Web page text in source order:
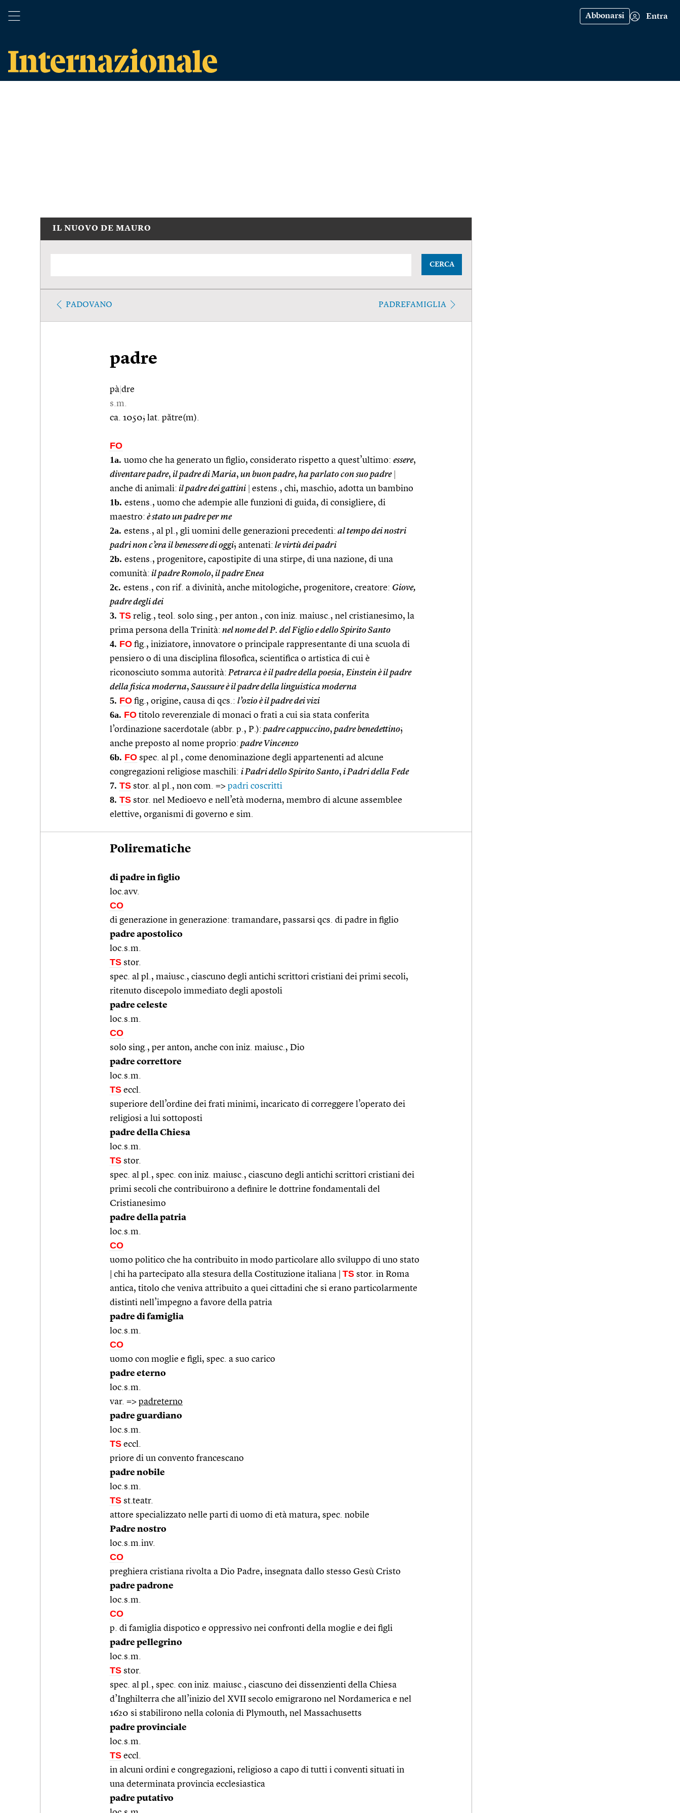
Abbonarsi Entra
IL NUOVO DE MAURO
CERCA
PADOVANO PADREFAMIGLIA
padre
pà dre
s.m.
ca. 1050; lat. pătre(m).
FO
1a. uomo che ha generato un figlio, considerato rispetto a quest’ultimo: essere,
diventare padre, il padre di Maria, un buon padre, ha parlato con suo padre
anche di animali: il padre dei gattini estens., chi, maschio, adotta un bambino
1b. estens., uomo che adempie alle funzioni di guida, di consigliere, di
maestro: è stato un padre per me
2a. estens., al pl., gli uomini delle generazioni precedenti: al tempo dei nostri
padri non c’era il benessere di oggi; antenati: le virtù dei padri
2b. estens., progenitore, capostipite di una stirpe, di una nazione, di una
comunità: il padre Romolo, il padre Enea
2c. estens., con rif. a divinità, anche mitologiche, progenitore, creatore: Giove,
padre degli dei
3. TS relig., teol. solo sing., per anton., con iniz. maiusc., nel cristianesimo, la
prima persona della Trinità: nel nome del P. del Figlio e dello Spirito Santo
4. FO fig., iniziatore, innovatore o principale rappresentante di una scuola di
pensiero o di una disciplina filosofica, scientifica o artistica di cui è
riconosciuto somma autorità: Petrarca è il padre della poesia, Einstein è il padre
della fisica moderna, Saussure è il padre della linguistica moderna
5. FO fig., origine, causa di qcs.: l’ozio è il padre dei vizi
6a. FO titolo reverenziale di monaci o frati a cui sia stata conferita
l’ordinazione sacerdotale (abbr. p., P.): padre cappuccino, padre benedettino;
anche preposto al nome proprio: padre Vincenzo
6b. FO spec. al pl., come denominazione degli appartenenti ad alcune
congregazioni religiose maschili: i Padri dello Spirito Santo, i Padri della Fede
7. TS stor. al pl., non com. => padri coscritti
8. TS stor. nel Medioevo e nell’età moderna, membro di alcune assemblee
elettive, organismi di governo e sim.
Polirematiche
di padre in figlio
loc.avv.
CO
di generazione in generazione: tramandare, passarsi qcs. di padre in figlio
padre apostolico
loc.s.m.
TS stor.
spec. al pl., maiusc., ciascuno degli antichi scrittori cristiani dei primi secoli,
ritenuto discepolo immediato degli apostoli
padre celeste
loc.s.m.
CO
solo sing., per anton, anche con iniz. maiusc., Dio
padre correttore
loc.s.m.
TS eccl.
superiore dell’ordine dei frati minimi, incaricato di correggere l’operato dei
religiosi a lui sottoposti
padre della Chiesa
loc.s.m.
TS stor.
spec. al pl., spec. con iniz. maiusc., ciascuno degli antichi scrittori cristiani dei
primi secoli che contribuirono a definire le dottrine fondamentali del
Cristianesimo
padre della patria
loc.s.m.
CO
uomo politico che ha contribuito in modo particolare allo sviluppo di uno stato
| chi ha partecipato alla stesura della Costituzione italiana | TS stor. in Roma
antica, titolo che veniva attribuito a quei cittadini che si erano particolarmente
distinti nell’impegno a favore della patria
padre di famiglia
loc.s.m.
CO
uomo con moglie e figli, spec. a suo carico
padre eterno
loc.s.m.
var. => padreterno
padre guardiano
loc.s.m.
TS eccl.
priore di un convento francescano
padre nobile
loc.s.m.
TS st.teatr.
attore specializzato nelle parti di uomo di età matura, spec. nobile
Padre nostro
loc.s.m.inv.
CO
preghiera cristiana rivolta a Dio Padre, insegnata dallo stesso Gesù Cristo
padre padrone
loc.s.m.
CO
p. di famiglia dispotico e oppressivo nei confronti della moglie e dei figli
padre pellegrino
loc.s.m.
TS stor.
spec. al pl., spec. con iniz. maiusc., ciascuno dei dissenzienti della Chiesa
d’Inghilterra che all’inizio del XVII secolo emigrarono nel Nordamerica e nel
1620 si stabilirono nella colonia di Plymouth, nel Massachusetts
padre provinciale
loc.s.m.
TS eccl.
in alcuni ordini e congregazioni, religioso a capo di tutti i conventi situati in
una determinata provincia ecclesiastica
padre putativo